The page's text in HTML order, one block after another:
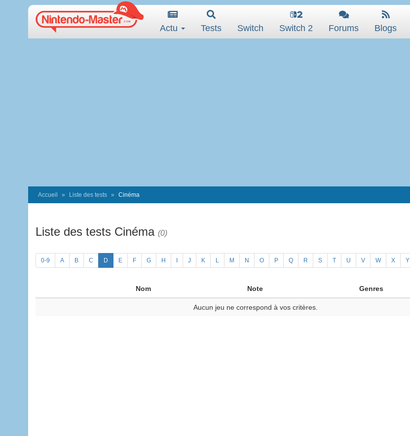
Actu Tests Switch Switch 2 Forums Blogs
Accueil Liste des tests Cinéma
Liste des tests Cinéma (0)
0-9 A B C D E F G H J K L M N O P Q R S T U V W X Y
Nom Note Genres
Aucun jeu ne correspond à vos critères.